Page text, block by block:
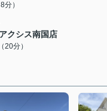
分）
クシス南国店
20分）